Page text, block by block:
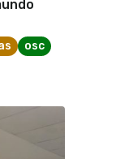
osc